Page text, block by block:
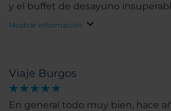
Viaje Burgos
En general todo muy bien, hace
y el buffet de desayuno
Mostrar información